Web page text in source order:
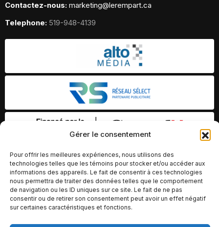
Gérer le consentement
Pour offrir les meilleures expériences, nous utilisons des
technologies telles que les témoins pour stocker et/ou accéder aux
informations des appareils. Le fait de consentir à ces technologies
nous permettra de traiter des données telles que le comportement
de navigation ou les ID uniques sur ce site. Le fait de ne pas
consentir ou de retirer son consentement peut avoir un effet négatif
sur certaines caractéristiques et fonctions.
Contactez-nous: marketing@lerempart.ca
Telephone: 519-948-4139